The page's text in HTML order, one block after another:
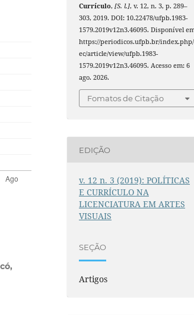
Currículo,[S. l.], v. 12, n. 3, p. 289–
303, 2019. DOI: 10.22478/ufpb.1983-
1579.2019v12n3.46095. Disponível
https://periodicos.ufpb.br/
ec/article/view/ufpb.1983-
1579.2019v12n3.46095. Acesso em: 6
ago. 2026.
Fomatos de Citação
EDIÇÃO
v. 12 n. 3 (2019): POLÍTICAS
E CURRÍCULO NA
LICENCIATURA EM ARTES
VISUAIS
SEÇÃO
Artigos